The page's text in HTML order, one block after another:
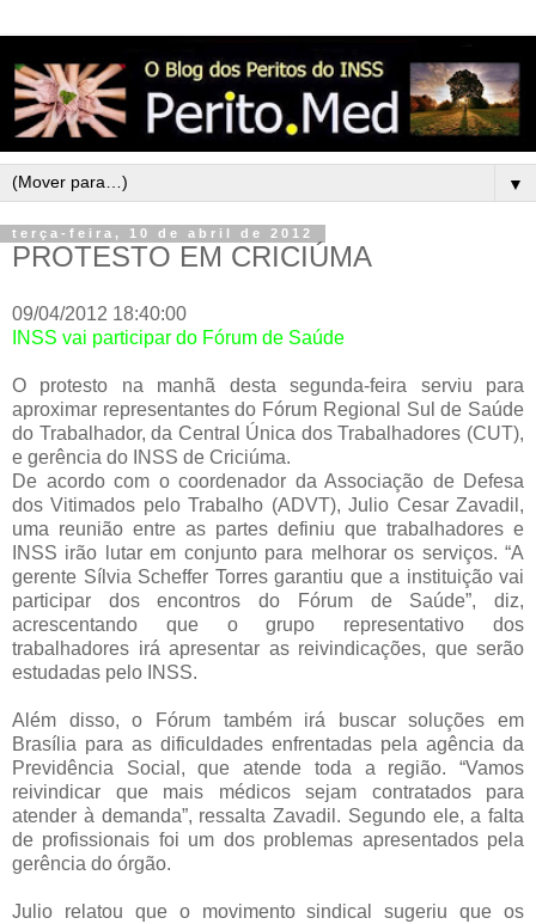
▼
terça-feira, 10 de abril de 2012
PROTESTO EM CRICIÚMA
09/04/2012 18:40:00
INSS vai participar do Fórum de Saúde
O protesto na manhã desta segunda-feira serviu para
aproximar representantes do Fórum Regional Sul de Saúde
do Trabalhador, da Central Única dos Trabalhadores (CUT),
e gerência do INSS de Criciúma.
De acordo com o coordenador da Associação de Defesa
dos Vitimados pelo Trabalho (ADVT), Julio Cesar Zavadil,
uma reunião entre as partes definiu que trabalhadores e
INSS irão lutar em conjunto para melhorar os serviços. “A
gerente Sílvia Scheffer Torres garantiu que a instituição vai
participar dos encontros do Fórum de Saúde”, diz,
acrescentando que o grupo representativo dos
trabalhadores irá apresentar as reivindicações, que serão
estudadas pelo INSS.
Além disso, o Fórum também irá buscar soluções em
Brasília para as dificuldades enfrentadas pela agência da
Previdência Social, que atende toda a região. “Vamos
reivindicar que mais médicos sejam contratados para
atender à demanda”, ressalta Zavadil. Segundo ele, a falta
de profissionais foi um dos problemas apresentados pela
gerência do órgão.
Julio relatou que o movimento sindical sugeriu que os